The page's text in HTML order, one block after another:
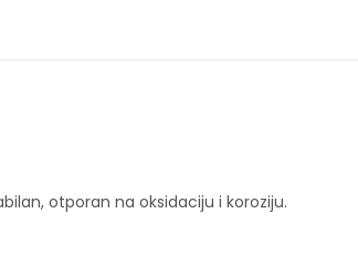
otporan na oksidaciju i koroziju.